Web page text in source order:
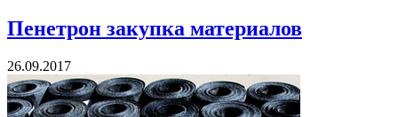
Пенетрон закупка материалов
26.09.2017